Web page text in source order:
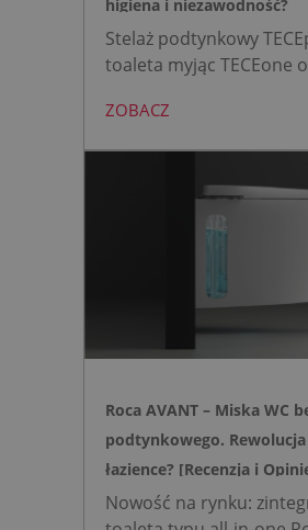
higiena i niezawodność?
Stelaż podtynkowy
toaleta myjąc TECEone
mini to zestaw, który
wybrać, gdy zależy nam
bezpiecznej strefie WC.
skomplikowanej i
działającą w oparciu o
wody oraz elegancki,
przycisk uruchamiany
ZOBACZ
Roca AVANT – Miska WC
podtynkowego.
łazience? [Recenzja i
Nowość na rynku: